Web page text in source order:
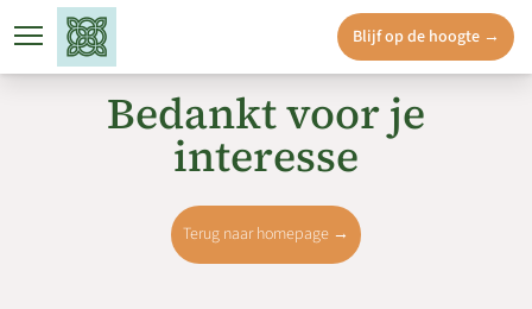
Blijf op de hoogte →
Bedankt voor je
interesse
Terug naar homepage →
Doornsteeg